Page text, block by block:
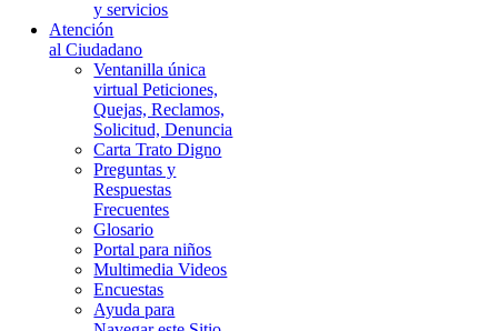
y servicios
Atención
al Ciudadano
Ventanilla única
virtual Peticiones,
Quejas, Reclamos,
Solicitud, Denuncia
Carta Trato Digno
Preguntas y
Respuestas
Frecuentes
Glosario
Portal para niños
Multimedia Videos
Encuestas
Ayuda para